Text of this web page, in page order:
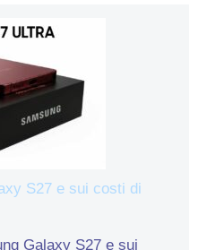
S27 e sui costi di
Galaxy S27 e sui